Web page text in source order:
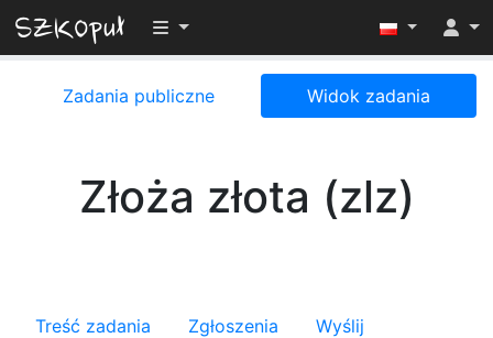
Przełącz widoczność menu
Zadania publiczne Widok zadania
Złoża złota (zlz)
Treść zadania Zgłoszenia Wyślij